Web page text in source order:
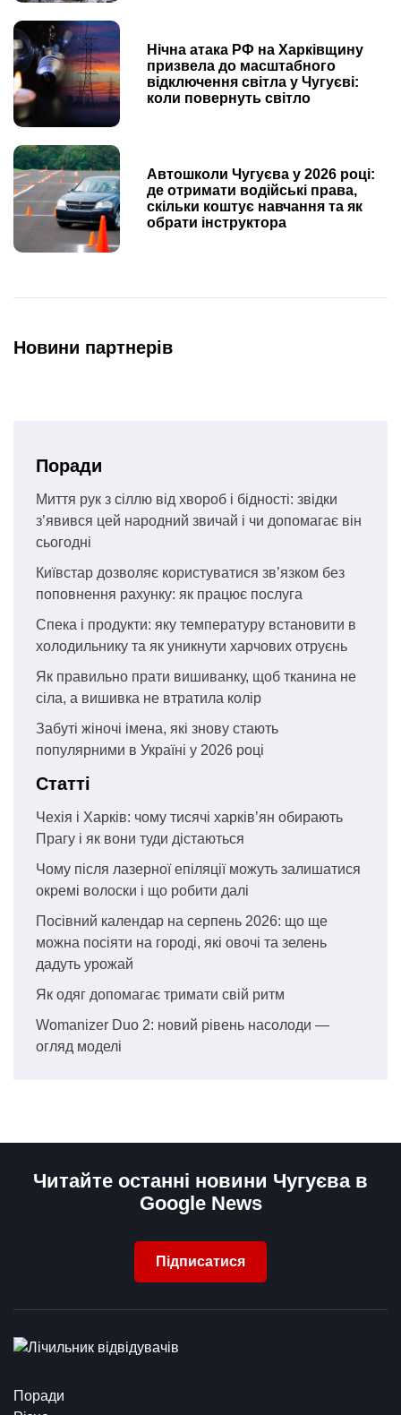
Нічна атака РФ на Харківщину
призвела до масштабного
відключення світла у Чугуєві:
коли повернуть світло
Автошколи Чугуєва у 2026 році:
де отримати водійські права,
скільки коштує навчання та як
обрати інструктора
Новини партнерів
Поради
Миття рук з сіллю від хвороб і бідності: звідки
з’явився цей народний звичай і чи допомагає він
сьогодні
Київстар дозволяє користуватися зв’язком без
поповнення рахунку: як працює послуга
Спека і продукти: яку температуру встановити в
холодильнику та як уникнути харчових отруєнь
Як правильно прати вишиванку, щоб тканина не
сіла, а вишивка не втратила колір
Забуті жіночі імена, які знову стають
популярними в Україні у 2026 році
Статті
Чехія і Харків: чому тисячі харків’ян обирають
Прагу і як вони туди дістаються
Чому після лазерної епіляції можуть залишатися
окремі волоски і що робити далі
Посівний календар на серпень 2026: що ще
можна посіяти на городі, які овочі та зелень
дадуть урожай
Як одяг допомагає тримати свій ритм
Womanizer Duo 2: новий рівень насолоди —
огляд моделі
Читайте останні новини Чугуєва в
Google News
Підписатися
Поради